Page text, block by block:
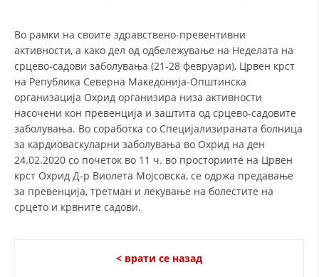
ЗАКОН ЗА ЦКРМ
СТАТУТ НА ЦКРМ
ОРГАНИЗАЦИЈА И РАЗВОЈ
Во рамки на своите здравствено-превентивни
активности, а како дел од одбележување на Неделата на
срцево-садови заболувања (21-28 февруари), Црвен крст
на Република Северна Македонија-Општинска
организација Охрид организира низа активности
насочени кон превенција и заштита од срцево-садовите
заболувања. Во соработка со Специјализираната болница
за кардиоваскуларни заболувања во Охрид на ден
24.02.2020 со почеток во 11 ч. во просториите на Црвен
крст Охрид Д-р Виолета Мојсовска, се одржа предавање
за превенција, третман и лекување на болестите на
срцето и крвните садови.
< врати се назад